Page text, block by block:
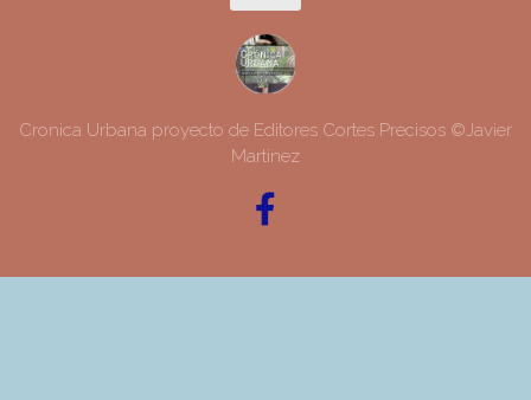
Cronica Urbana proyecto de Editores Cortes Precisos ©Javier
Martinez